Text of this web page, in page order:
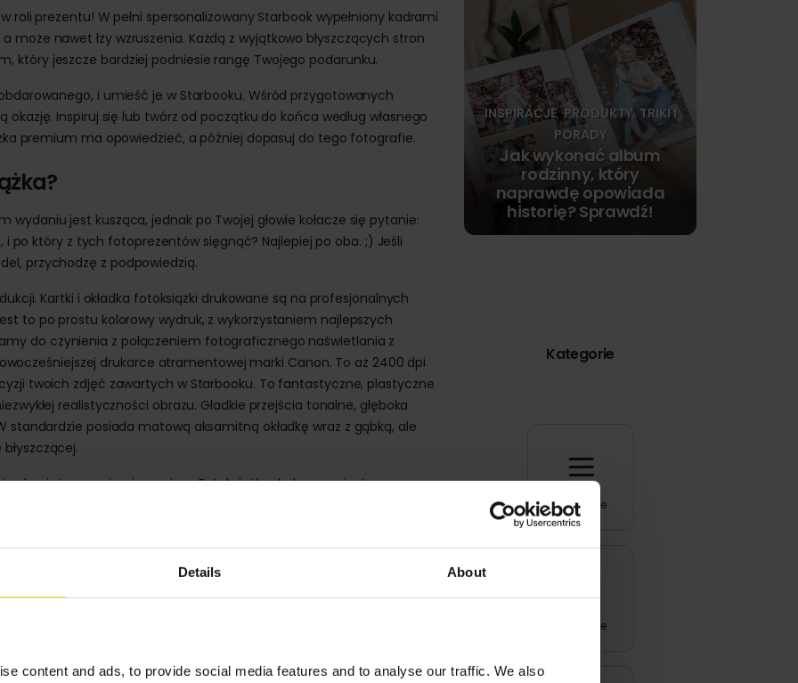
Details About
content and ads, to provide social media features and to analyse our traffic. We also
prezentu! W pełni spersonalizowany Starbook wypełniony kadrami
może nawet łzy wzruszenia. Każdą z wyjątkowo błyszczących stron
który jeszcze bardziej podniesie rangę Twojego podarunku.
i umieść je w Starbooku. Wśród przygotowanych
Inspiruj się lub twórz od początku do końca według własnego
premium ma opowiedzieć, a później dopasuj do tego fotografie.
jest kusząca, jednak po Twojej głowie kołacze się pytanie:
po który z tych fotoprezentów sięgnąć? Najlepiej po oba. ;) Jeśli
przychodzę z podpowiedzią.
Kartki i okładka fotoksiążki drukowane są na profesjonalnych
to po prostu kolorowy wydruk, z wykorzystaniem najlepszych
do czynienia z połączeniem fotograficznego naświetlania z
drukarce atramentowej marki Canon. To aż 2400 dpi
twoich zdjęć zawartych w Starbooku. To fantastyczne, plastyczne
realistyczności obrazu. Gładkie przejścia tonalne, głęboka
standardzie posiada matową aksamitną okładkę wraz z gąbką, ale
również na poziomie papieru. Fotoksiążka drukowana jest na
g/m2, natomiast Starbook jest drukowany na papierze
możesz zamówić w 6 formatach: 20×20, 24×24, 30×30, A4
jest w 4: 20×20, 30x30 i A4 pion/poziom. Jak zdecydować, który
Przede wszystkim sprawdź, jakimi dysponujesz zdjęciami, i
masz przewagę zdjęć poziomych, możesz postawić na Starbook
same portrety, warto sięgnąć po format A4 w pionie. Chyba, że
20x20 cm lub 30x30 cm. Wybór należy do Ciebie.
INSPIRACJE,PRODUKTY, TRIKI I
PORADY
Jak wykonać album
rodzinny, który
naprawdę opowiada
historię? Sprawdź!
Kategorie
Wszystkie
Inspiracje